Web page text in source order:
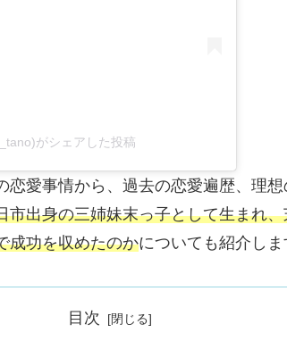
がシェアした投稿
恋愛事情から、過去の恋愛遍歴、理
市出身の三姉妹末っ子として生まれ
成功を収めたのかについても紹介しま
目次